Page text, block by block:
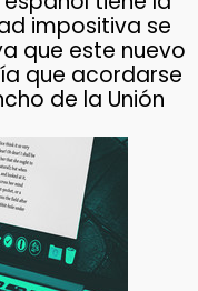
impositiva se
que este nuevo
que acordarse
de la Unión